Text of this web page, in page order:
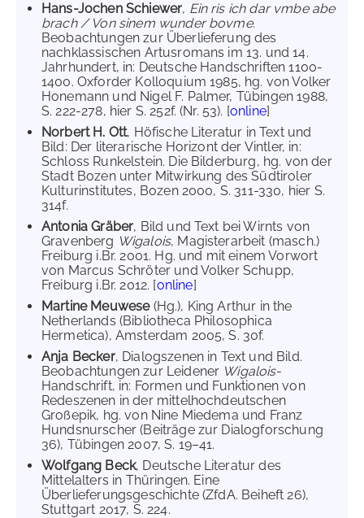
Hans-Jochen Schiewer, Ein ris ich dar vmbe abe
brach / Von sinem wunder bovme.
Beobachtungen zur Überlieferung des
nachklassischen Artusromans im 13. und 14.
Jahrhundert, in: Deutsche Handschriften 1100-
1400. Oxforder Kolloquium 1985, hg. von Volker
Honemann und Nigel F. Palmer, Tübingen 1988,
S. 222-278, hier S. 252f. (Nr. 53). [online]
Norbert H. Ott, Höfische Literatur in Text und
Bild: Der literarische Horizont der Vintler, in:
Schloss Runkelstein. Die Bilderburg, hg. von der
Stadt Bozen unter Mitwirkung des Südtiroler
Kulturinstitutes, Bozen 2000, S. 311-330, hier S.
314f.
Antonia Gräber, Bild und Text bei Wirnts von
Gravenberg Wigalois, Magisterarbeit (masch.)
Freiburg i.Br. 2001. Hg. und mit einem Vorwort
von Marcus Schröter und Volker Schupp,
Freiburg i.Br. 2012. [online]
Martine Meuwese (Hg.), King Arthur in the
Netherlands (Bibliotheca Philosophica
Hermetica), Amsterdam 2005, S. 30f.
Anja Becker, Dialogszenen in Text und Bild.
Beobachtungen zur Leidener Wigalois-
Handschrift, in: Formen und Funktionen von
Redeszenen in der mittelhochdeutschen
Großepik, hg. von Nine Miedema und Franz
Hundsnurscher (Beiträge zur Dialogforschung
36), Tübingen 2007, S. 19–41.
Wolfgang Beck, Deutsche Literatur des
Mittelalters in Thüringen. Eine
Überlieferungsgeschichte (ZfdA. Beiheft 26),
Stuttgart 2017, S. 224.